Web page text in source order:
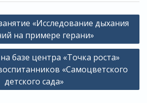
«Исследование дыхания
на примере герани»
базе центра «Точка роста»
«Самоцветского
детского сада»